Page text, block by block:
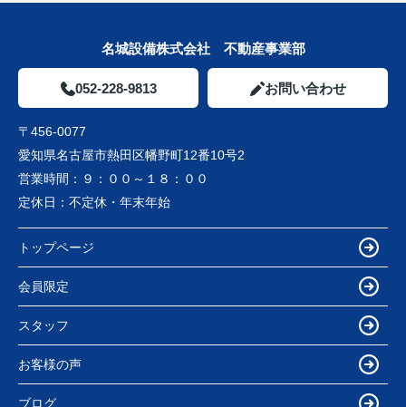
名城設備株式会社 不動産事業部
052-228-9813 お問い合わせ
〒456-0077
愛知県名古屋市熱田区幡野町12番10号2
営業時間： ９：００～１８：００
定休日： 不定休・年末年始
トップページ
会員限定
スタッフ
お客様の声
ブログ